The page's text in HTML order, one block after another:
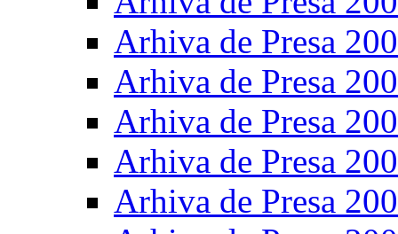
Arhiva de Presa
Arhiva de Presa
Arhiva de Presa
Arhiva de Presa
Arhiva de Presa